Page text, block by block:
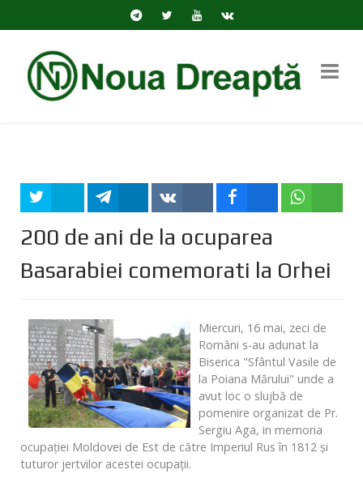
200 de ani de la ocuparea
Basarabiei comemorati la Orhei
Miercuri, 16 mai, zeci de
Români s-au adunat la
Biserica "Sfântul Vasile de
la Poiana Mărului" unde a
avut loc o slujbă de
pomenire organizat de Pr.
Sergiu Aga, in memoria
ocupaţiei Moldovei de Est de către Imperiul Rus în 1812 şi
tuturor jertvilor acestei ocupaţii.